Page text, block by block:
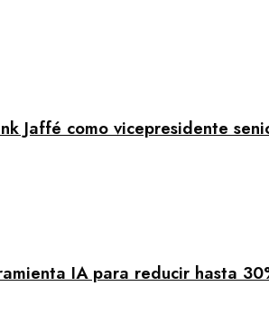
Jaffé como vicepresidente
IA para reducir hasta